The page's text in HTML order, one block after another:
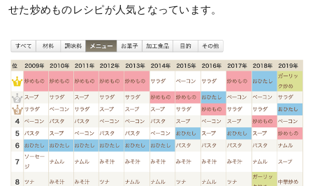
せた炒めものレシピが人気となっています。